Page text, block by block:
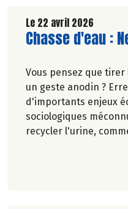
Le 22 avril 2026
Lire la suite de
Chasse d'eau :
Vous pensez que
un geste anodin ?
d'importants enjeux
sociologiques
recycler l'urine,